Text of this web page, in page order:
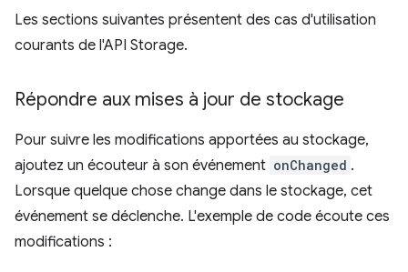
Les sections suivantes présentent des cas d'utilisation
courants de l'API Storage.
Répondre aux mises à jour de stockage
Pour suivre les modifications apportées au stockage,
ajoutez un écouteur à son événement onChanged .
Lorsque quelque chose change dans le stockage, cet
événement se déclenche. L'exemple de code écoute ces
modifications :